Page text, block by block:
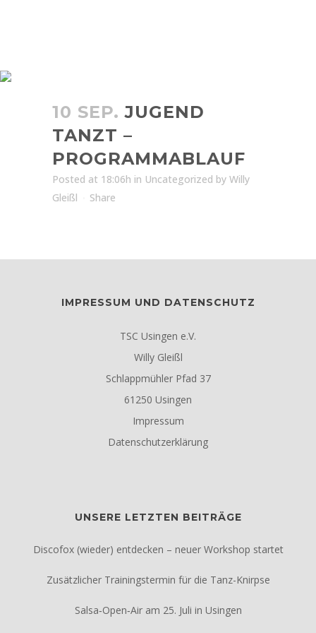
10 SEP. JUGEND
TANZT –
PROGRAMMABLAUF
Posted at 18:06h in Uncategorized by Willy
Gleißl
Share
IMPRESSUM UND DATENSCHUTZ
TSC Usingen e.V.
Willy Gleißl
Schlappmühler Pfad 37
61250 Usingen
Impressum
Datenschutzerklärung
UNSERE LETZTEN BEITRÄGE
Discofox (wieder) entdecken – neuer Workshop startet
Zusätzlicher Trainingstermin für die Tanz-Knirpse
Salsa‑Open‑Air am 25. Juli in Usingen